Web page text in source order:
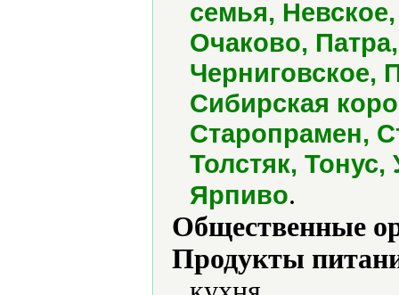
семья,
Очаково,
Черниговское,
Сибирская
Старопрамен,
Толстяк,
Ярпиво.
Общественные
Продукты